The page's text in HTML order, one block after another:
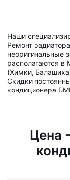
Наши
Ремонт
неоригинальные
располагаются
(Химки,
Скидки
кондиционера
Цена